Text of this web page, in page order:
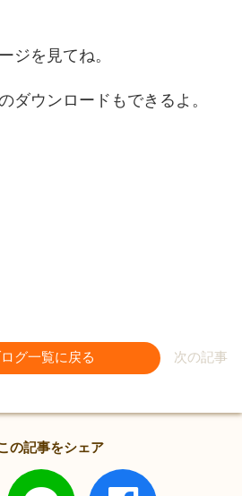
ジを見てね。
ダウンロードもできるよ。
グ一覧に戻る 次の記事
の記事をシェア